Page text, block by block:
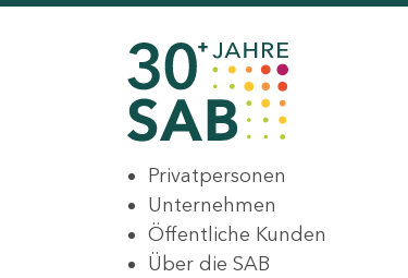
Privatpersonen
Unternehmen
Öffentliche Kunden
Über die SAB